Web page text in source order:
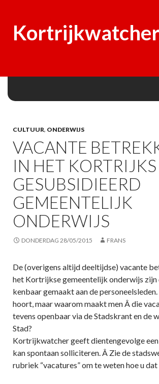
CULTUUR, ONDERWIJS
VACANTE
IN HET KORTRIJKS
GESUBSIDIEERD
GEMEENTELIJK
ONDERWIJS
DONDERDAG 28/05/2015 FRANS
De (overigens altijd deeltijdse) vacante
het Kortrijkse gemeentelijk onderwijs zijn
kenbaar gemaakt aan de
hoort, maar waarom maakt men Â die
tevens openbaar via de Stadskrant en de
Stad?
Kortrijkwatcher geeft dientengevolge
kan spontaan solliciteren. Â Zie de
rubriek “vacatures” om te weten hoe u